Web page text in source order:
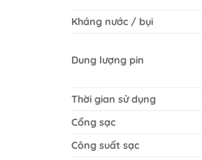
Kháng nước / bụi
Dung lượng pin
Thời gian sử dụng
Cổng sạc
Công suất sạc